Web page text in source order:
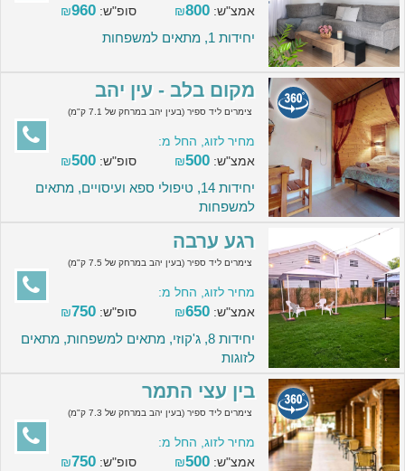
אמצ"ש:
₪800 סופ"ש: ₪960
יחידות 1, מתאים למשפחות
מקום בלב - עין יהב
צימרים ליד ספיר (בעין יהב במרחק של 7.1 ק"מ)
מחיר לזוג, החל מ:
אמצ"ש:
₪500 סופ"ש: ₪500
יחידות 14, טיפולי ספא ועיסויים, מתאים
למשפחות
רגע ערבה
צימרים ליד ספיר (בעין יהב במרחק של 7.5 ק"מ)
מחיר לזוג, החל מ:
אמצ"ש:
₪650 סופ"ש: ₪750
יחידות 8, ג'קוזי, מתאים למשפחות, מתאים
לזוגות
בין עצי התמר
צימרים ליד ספיר (בעין יהב במרחק של 7.3 ק"מ)
מחיר לזוג, החל מ:
אמצ"ש:
₪500 סופ"ש: ₪750